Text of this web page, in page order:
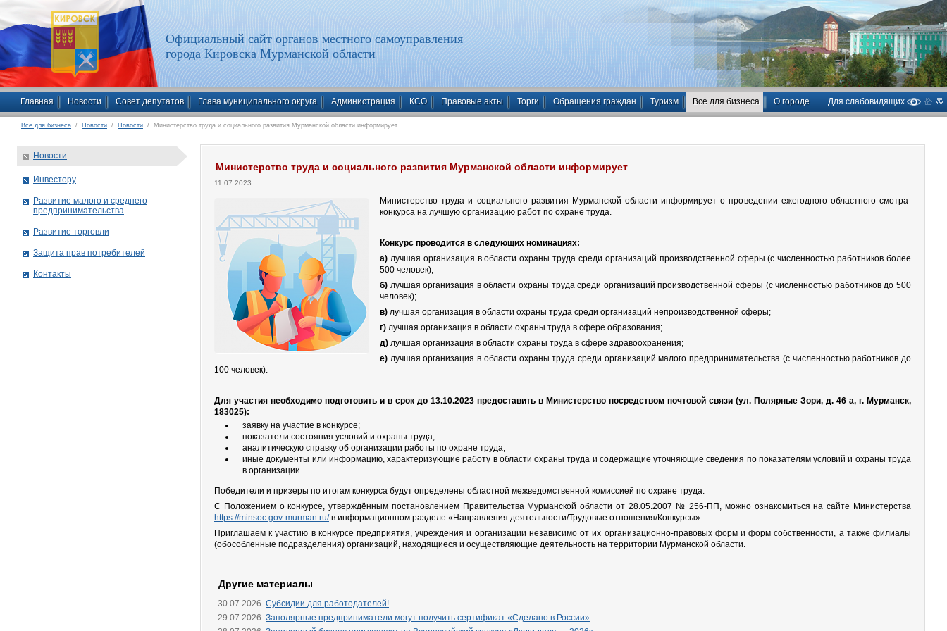
Официальный сайт органов местного самоуправления
города Кировска Мурманской области
Главная Новости Совет депутатов Глава муниципального округа Администрация КСО Правовые акты Торги Обращения граждан Туризм Все для бизнеса О городе Для слабовидящих
Все для бизнеса / Новости / Новости / Министерство труда и социального развития Мурманской области информирует
Министерство труда и социального развития Мурманской области информирует
11.07.2023
Министерство труда и социального развития Мурманской области информирует о проведении ежегодного областного смотра-
конкурса на лучшую организацию работ по охране труда.
Конкурс проводится в следующих номинациях:
а) лучшая организация в области охраны труда среди организаций производственной сферы (с численностью работников более
500 человек);
б) лучшая организация в области охраны труда среди организаций производственной сферы (с численностью работников до 500
человек);
в) лучшая организация в области охраны труда среди организаций непроизводственной сферы;
г) лучшая организация в области охраны труда в сфере образования;
д) лучшая организация в области охраны труда в сфере здравоохранения;
е) лучшая организация в области охраны труда среди организаций малого предпринимательства (с численностью работников до
100 человек).
Для участия необходимо подготовить и в срок до 13.10.2023 предоставить в Министерство посредством почтовой связи (ул. Полярные Зори, д. 46 а, г. Мурманск,
183025):
заявку на участие в конкурсе;
показатели состояния условий и охраны труда;
аналитическую справку об организации работы по охране труда;
иные документы или информацию, характеризующие работу в области охраны труда и содержащие уточняющие сведения по показателям условий и охраны труда
в организации.
Победители и призеры по итогам конкурса будут определены областной межведомственной комиссией по охране труда.
С Положением о конкурсе, утверждённым постановлением Правительства Мурманской области от 28.05.2007 № 256-ПП, можно ознакомиться на сайте Министерства
https://minsoc.gov-murman.ru/в информационном разделе «Направления деятельности/Трудовые отношения/Конкурсы».
Приглашаем к участию в конкурсе предприятия, учреждения и организации независимо от их организационно-правовых форм и форм собственности, а также филиалы
(обособленные подразделения) организаций, находящиеся и осуществляющие деятельность на территории Мурманской области.
Другие материалы
30.07.2026 Субсидии для работодателей!
29.07.2026 Заполярные предприниматели могут получить сертификат «Сделано в России»
Новости
Инвестору
Развитие малого и среднего
предпринимательства
Развитие торговли
Защита прав потребителей
Контакты